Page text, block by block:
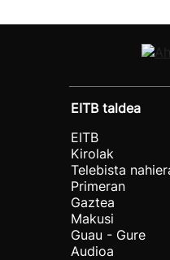
EITB taldea
EITB
Kirolak
Telebista
Primeran
Gaztea
Makusi
Guau - Gure
Audioa